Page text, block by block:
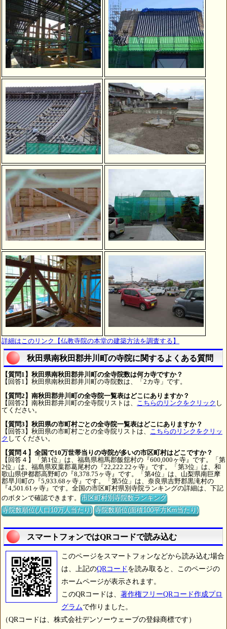
詳細はこのリンク【仏教寺院の本堂の建築方法を調査する】
秋田県南秋田郡井川町の寺院に関するよくある質問
【質問1】秋田県南秋田郡井川町の全寺院数は何カ寺ですか？
【回答1】秋田県南秋田郡井川町の寺院数は、「2カ寺」です。
【質問2】南秋田郡井川町の全寺院一覧表はどこにありますか？
【回答2】南秋田郡井川町の全寺院リストは、 こちらのリンクをクリック し
てください。
【質問3】秋田県の市町村ごとの全寺院一覧表はどこにありますか？
【回答3】秋田県の市町村ごとの全寺院リストは、 こちらのリンクをクリッ
ク してください。
【質問４】全国で10万世帯当りの寺院が多いの市区町村はどこですか？
【回答４】「第1位」は、福島県相馬郡飯舘村の『600,000ヶ寺』です。「第
2位」は、福島県双葉郡葛尾村の『22,222.22ヶ寺』です。「第3位」は、和
歌山県伊都郡高野町の『8,378.75ヶ寺』です。「第4位」は、山梨県南巨摩
郡早川町の『5,933.68ヶ寺』です。「第5位」は、奈良県吉野郡黒滝村の
『4,501.61ヶ寺』です。全国の市区町村県別寺院ランキングの詳細は、下記
のボタンで確認できます。市区町村別寺院数ランキング
寺院数順位(人口10万人当たり) 寺院数順位(面積100平方Km当たり)
スマートフォンではQRコードで読み込む
このページをスマートフォンなどから読み込む場合
は、上記のQRコード を読み取ると、このページの
ホームページが表示されます。
このQRコードは、 著作権フリーQRコード作成プロ
グラムで作りました。
（QRコードは、株式会社デンソーウェーブの登録商標です）